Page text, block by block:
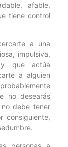
afable,
tiene control
a una
impulsiva,
que actúa
a alguien
no desearás
debe tener
consiguiente,